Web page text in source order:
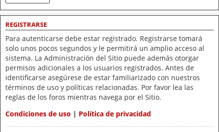
REGISTRARSE
Para autenticarse debe estar registrado. Registrarse tomará
solo unos pocos segundos y le permitirá un amplio acceso al
sistema. La Administración del Sitio puede además otorgar
permisos adicionales a los usuarios registrados. Antes de
identificarse asegúrese de estar familiarizado con nuestros
términos de uso y políticas relacionadas. Por favor lea las
reglas de los foros mientras navega por el Sitio.
Condiciones de uso | Política de privacidad